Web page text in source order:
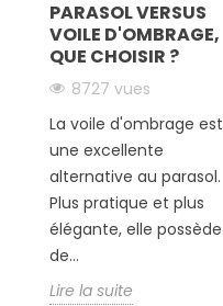
PARASOL VERSUS
VOILE D'OMBRAGE,
QUE CHOISIR ?
8727 vues
La voile d'ombrage est
une excellente
alternative au parasol.
Plus pratique et plus
élégante, elle possède
de...
Lire la suite